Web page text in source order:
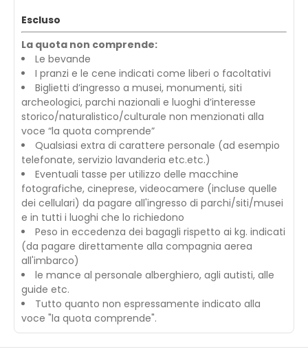
Escluso
La quota non comprende:
Le bevande
I pranzi e le cene indicati come liberi o facoltativi
Biglietti d’ingresso a musei, monumenti, siti
archeologici, parchi nazionali e luoghi d’interesse
storico/naturalistico/culturale non menzionati alla
voce “la quota comprende”
Qualsiasi extra di carattere personale (ad esempio
telefonate, servizio lavanderia etc.etc.)
Eventuali tasse per utilizzo delle macchine
fotografiche, cineprese, videocamere (incluse quelle
dei cellulari) da pagare all'ingresso di parchi/siti/musei
e in tutti i luoghi che lo richiedono
Peso in eccedenza dei bagagli rispetto ai kg. indicati
(da pagare direttamente alla compagnia aerea
all'imbarco)
le mance al personale alberghiero, agli autisti, alle
guide etc.
Tutto quanto non espressamente indicato alla
voce "la quota comprende".